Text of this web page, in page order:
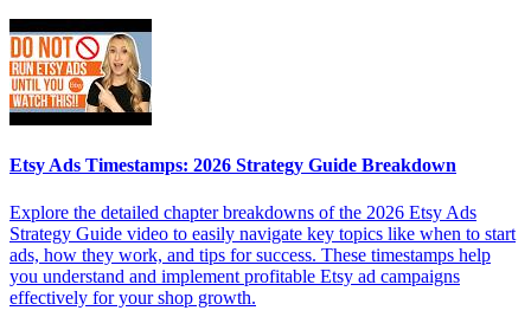
Etsy Ads Timestamps: 2026 Strategy Guide Breakdown
Explore the detailed chapter breakdowns of the 2026 Etsy Ads
Strategy Guide video to easily navigate key topics like when to start
ads, how they work, and tips for success. These timestamps help
you understand and implement profitable Etsy ad campaigns
effectively for your shop growth.